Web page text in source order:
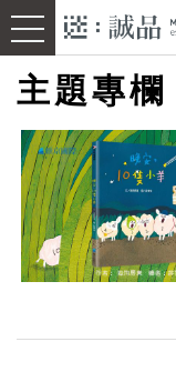
主題專欄